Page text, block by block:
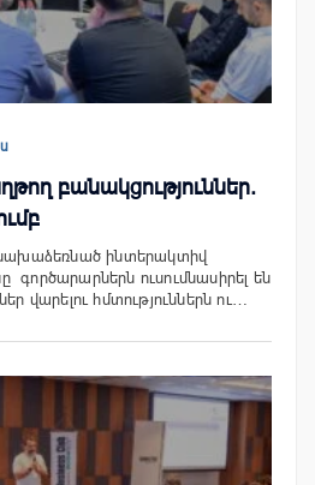
բանակցություններ.
ինտերակտիվ
ուսումնասիրել են
վարելու հմտություններն ու…